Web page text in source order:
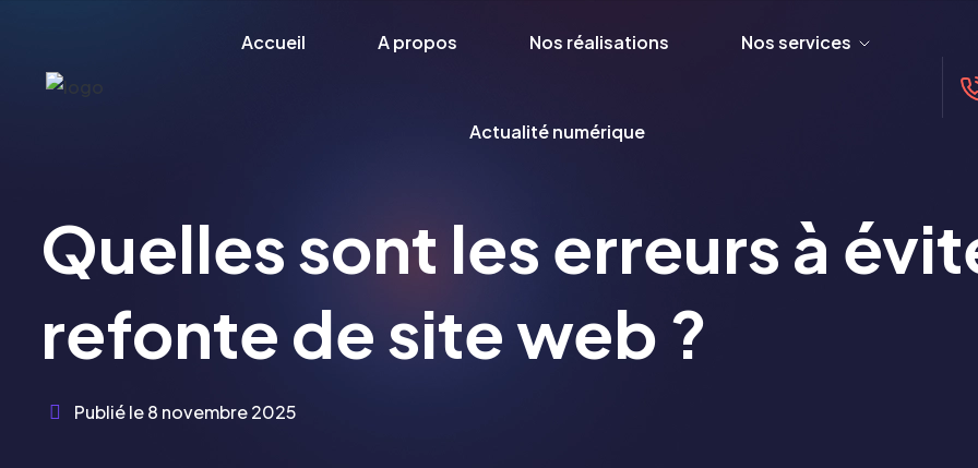
Accueil A propos Nos réalisations Nos services
Actualité numérique
Quelles sont les erreurs à
refonte de site web ?
Publié le8 novembre 2025